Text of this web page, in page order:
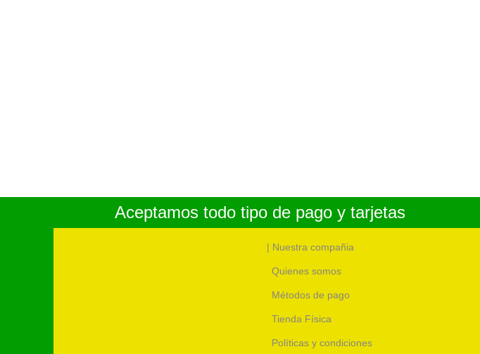
Aceptamos todo tipo de pago y tarjetas
| Nuestra compañia
Quienes somos
Métodos de pago
Tienda Física
Políticas y condiciones